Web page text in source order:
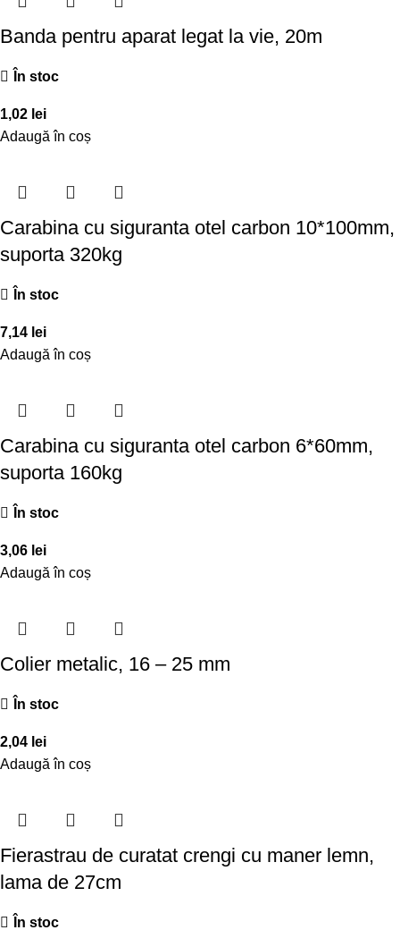
Banda pentru aparat legat la vie, 20m
În stoc
1,02 lei
Adaugă în coș
Carabina cu siguranta otel carbon 10*100mm,
suporta 320kg
În stoc
7,14 lei
Adaugă în coș
Carabina cu siguranta otel carbon 6*60mm,
suporta 160kg
În stoc
3,06 lei
Adaugă în coș
Colier metalic, 16 – 25 mm
În stoc
2,04 lei
Adaugă în coș
Fierastrau de curatat crengi cu maner lemn,
lama de 27cm
În stoc